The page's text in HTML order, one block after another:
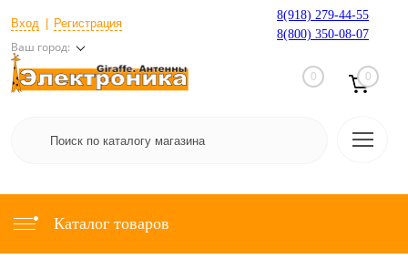
Вход Регистрация
Ваш город:
8(918) 279-44-55
8(800) 350-08-07
0 0
Каталог товаров